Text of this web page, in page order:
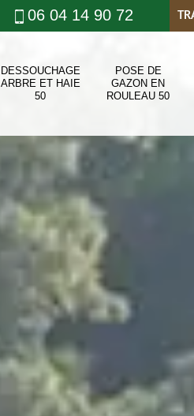
06 04 14 90 72
DESSOUCHAGE
ARBRE ET HAIE
50
POSE DE
GAZON EN
ROULEAU 50